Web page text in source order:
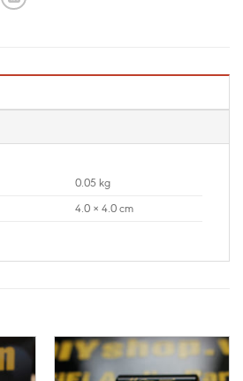
0.05 kg
4.0 × 4.0 cm